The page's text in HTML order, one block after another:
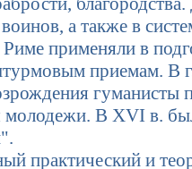
а также в
применяли в
приемам. В
гуманисты
молодежи. В XVI в.
практический и